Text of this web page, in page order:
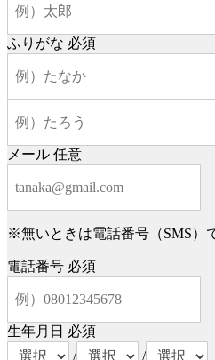
ふりがな 必須
メール 任意
※無いときは電話番号（SMS）
電話番号 必須
生年月日 必須
/
/